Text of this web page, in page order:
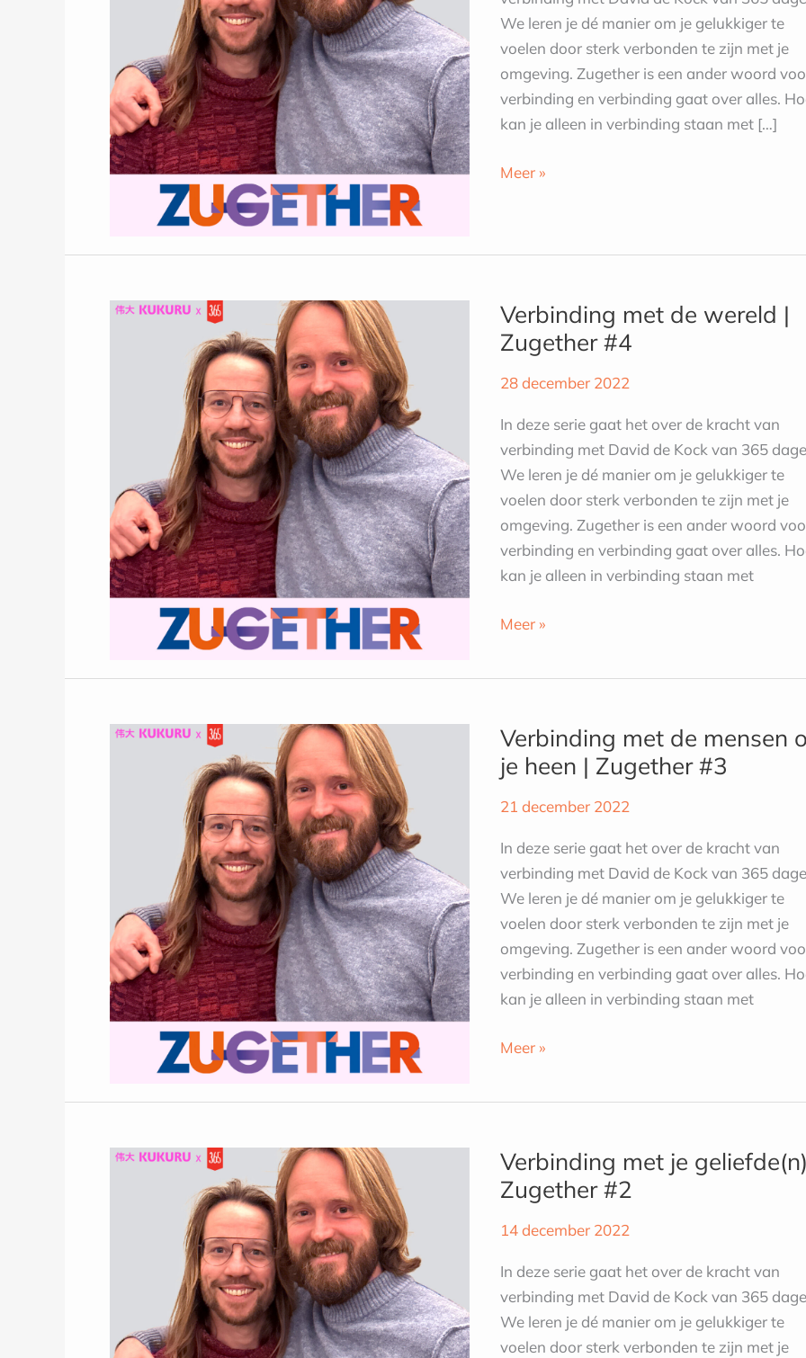
We leren je dé manier om je gelukkiger te
voelen door sterk verbonden te zijn met je
omgeving. Zugether is een ander woord
verbinding en verbinding gaat over alles.
kan je alleen in verbinding staan met […]
Meer »
Verbinding met de wereld |
Zugether #4
28 december 2022
In deze serie gaat het over de kracht van
verbinding met David de Kock van 365
We leren je dé manier om je gelukkiger te
voelen door sterk verbonden te zijn met je
omgeving. Zugether is een ander woord
verbinding en verbinding gaat over alles.
kan je alleen in verbinding staan met
de
wereld
Zugether
#4
Meer »
Verbinding met de mensen
je heen | Zugether #3
21 december 2022
In deze serie gaat het over de kracht van
verbinding met David de Kock van 365
We leren je dé manier om je gelukkiger te
voelen door sterk verbonden te zijn met je
omgeving. Zugether is een ander woord
verbinding en verbinding gaat over alles.
kan je alleen in verbinding staan met
de
mensen
je
heen
|
Zugether
#3
Meer »
Verbinding met je
Zugether #2
14 december 2022
In deze serie gaat het over de kracht van
verbinding met David de Kock van 365
We leren je dé manier om je gelukkiger te
voelen door sterk verbonden te zijn met je
je
geliefde(n)
Zugether
#2